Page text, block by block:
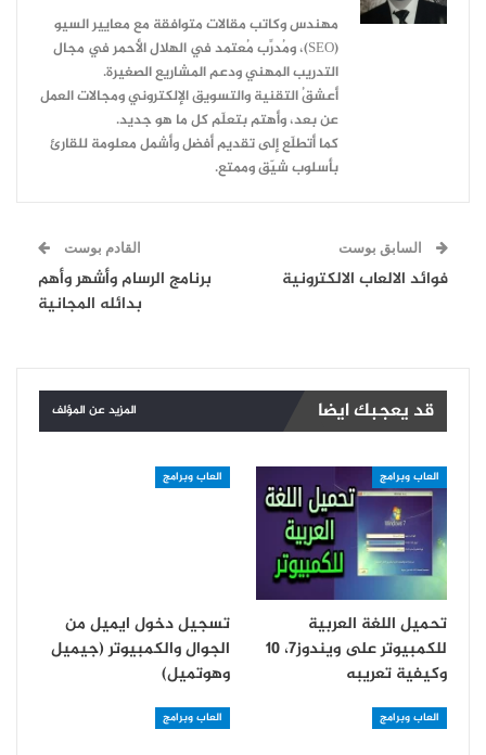
مهندس وكاتب مقالات متوافقة مع معايير السيو
(SEO)، ومُدرِّب مُعتمد في الهلال الأحمر في مجال
التدريب المهني ودعم المشاريع الصغيرة.
أعشقُ التقنية والتسويق الإلكتروني ومجالات العمل
عن بعد، وأهتم بتعلّم كل ما هو جديد.
كما أتطلّع إلى تقديم أفضل وأشمل معلومة للقارئ
بأسلوب شيّق وممتع.
السابق بوست
فوائد الالعاب الالكترونية
القادم بوست
برنامج الرسام وأشهر وأهم
بدائله المجانية
قد يعجبك ايضا المزيد عن المؤلف
العاب وبرامج
تحميل اللغة العربية
للكمبيوتر على ويندوز7، 10
وكيفية تعريبه
العاب وبرامج
تسجيل دخول ايميل من
الجوال والكمبيوتر (جيميل
وهوتميل)
العاب وبرامج العاب وبرامج